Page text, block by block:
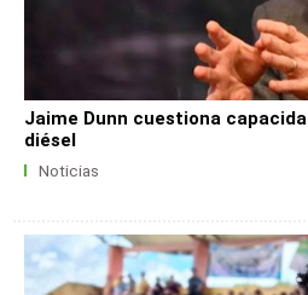
Jaime Dunn cuestiona
diésel
Noticias